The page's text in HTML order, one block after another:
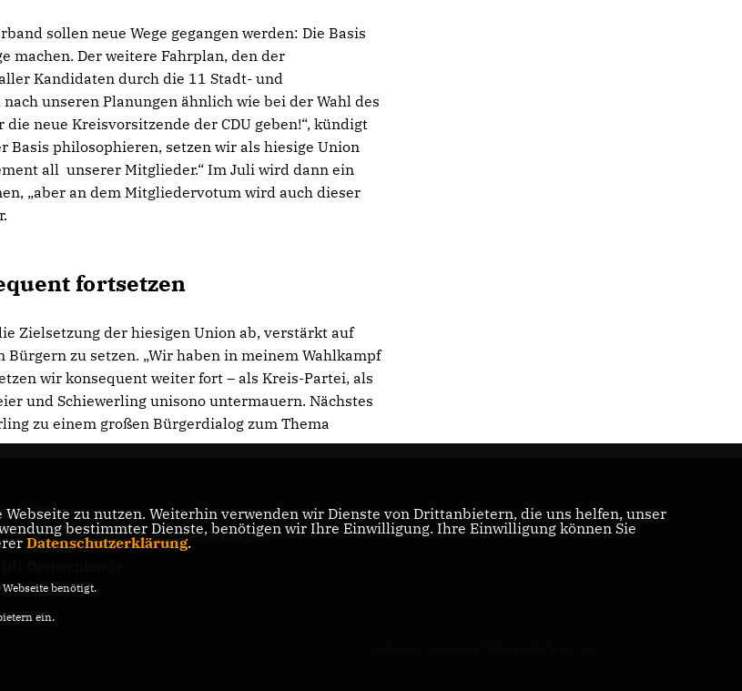
sollen neue Wege gegangen werden: Die Basis
machen. Der weitere Fahrplan, den der
Kandidaten durch die 11 Stadt- und
unseren Planungen ähnlich wie bei der Wahl des
neue Kreisvorsitzende der CDU geben!“, kündigt
Basis philosophieren, setzen wir als hiesige Union
all unserer Mitglieder.“ Im Juli wird dann ein
„aber an dem Mitgliedervotum wird auch dieser
fortsetzen
Zielsetzung der hiesigen Union ab, verstärkt auf
zu setzen. „Wir haben in meinem Wahlkampf
wir konsequent weiter fort – als Kreis-Partei, als
und Schiewerling unisono untermauern. Nächstes
zu einem großen Bürgerdialog zum Thema
NRW
zu nutzen. Weiterhin verwenden wir Dienste von Drittanbietern, die uns helfen, unser
bestimmter Dienste, benötigen wir Ihre Einwilligung. Ihre Einwilligung können Sie
Datenschutzerklärung.
benötigt.
ein.